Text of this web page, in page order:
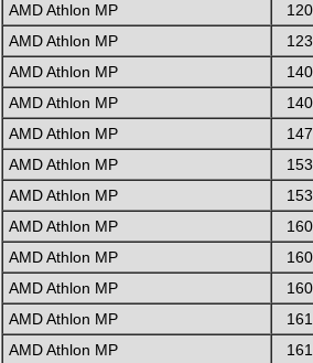
AMD Athlon MP
AMD Athlon MP
AMD Athlon MP
AMD Athlon MP
AMD Athlon MP
AMD Athlon MP
AMD Athlon MP
AMD Athlon MP
AMD Athlon MP
AMD Athlon MP
AMD Athlon MP
AMD Athlon MP